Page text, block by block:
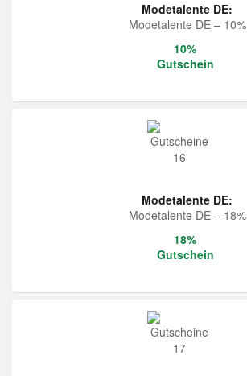
Modetalente DE:
Modetalente DE – 10%
10%
Gutschein
Modetalente DE:
Modetalente DE – 18%
18%
Gutschein